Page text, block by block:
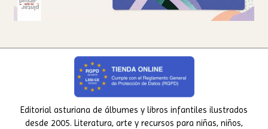
Editorial asturiana de álbumes y libros infantiles ilustrados
desde 2005. Literatura, arte y recursos para niñas, niños,